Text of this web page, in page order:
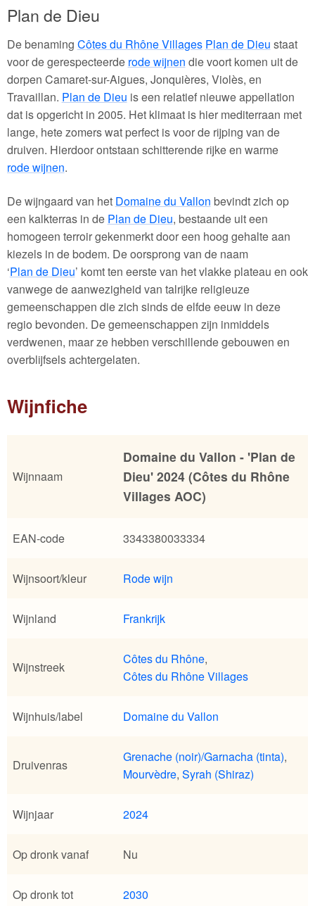
Plan de Dieu
De benaming Côtes du Rhône Villages Plan de Dieu staat
voor de gerespecteerde rode wijnen die voort komen uit de
dorpen Camaret-sur-Aigues, Jonquières, Violès, en
Travaillan. Plan de Dieu is een relatief nieuwe appellation
dat is opgericht in 2005. Het klimaat is hier mediterraan met
lange, hete zomers wat perfect is voor de rijping van de
druiven. Hierdoor ontstaan schitterende rijke en warme
rode wijnen.
De wijngaard van het Domaine du Vallon bevindt zich op
een kalkterras in de Plan de Dieu, bestaande uit een
homogeen terroir gekenmerkt door een hoog gehalte aan
kiezels in de bodem. De oorsprong van de naam
‘Plan de Dieu’ komt ten eerste van het vlakke plateau en ook
vanwege de aanwezigheid van talrijke religieuze
gemeenschappen die zich sinds de elfde eeuw in deze
regio bevonden. De gemeenschappen zijn inmiddels
verdwenen, maar ze hebben verschillende gebouwen en
overblijfsels achtergelaten.
Wijnfiche
Wijnnaam
Domaine du Vallon - 'Plan de
Dieu' 2024 (Côtes du Rhône
Villages AOC)
EAN-code 3343380033334
Wijnsoort/kleur Rode wijn
Wijnland Frankrijk
Wijnstreek
Côtes du Rhône,
Côtes du Rhône Villages
Wijnhuis/label Domaine du Vallon
Druivenras
Grenache (noir)/Garnacha (tinta),
Mourvèdre, Syrah (Shiraz)
Wijnjaar 2024
Op dronk vanaf Nu
Op dronk tot 2030